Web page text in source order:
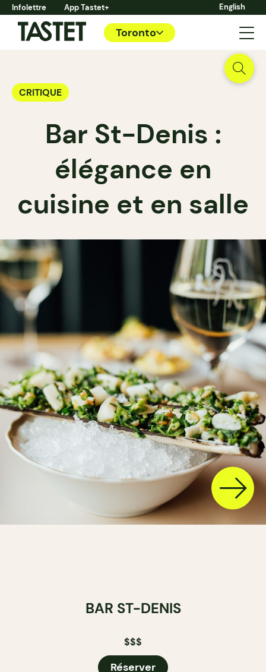
Infolettre App Tastet+ English
Toronto
CRITIQUE
Bar St-Denis :
élégance en
cuisine et en salle
BAR ST-DENIS
$$$
Réserver